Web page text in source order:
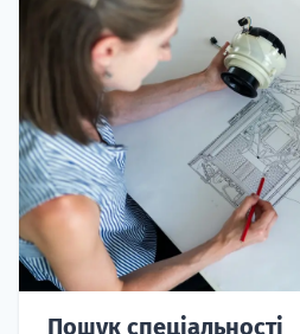
Пошук спеціальності